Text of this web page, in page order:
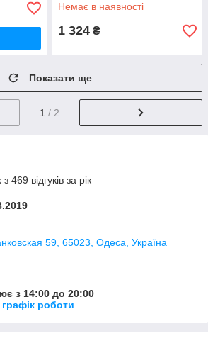
Немає в наявності
1 324 ₴
Показати ще
1 / 2
469 відгуків за рік
59, 65023, Одеса, Україна
з 14:00 до 20:00
роботи